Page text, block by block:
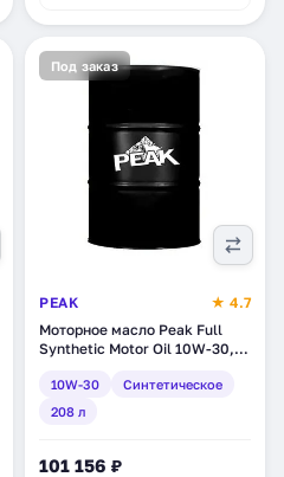
Под заказ
PEAK
★ 4.7
Моторное масло Peak Full
Synthetic Motor Oil 10W-30,
(7020027)
10W-30
Синтетическое
208 л
101 156 ₽